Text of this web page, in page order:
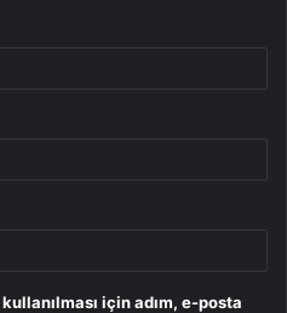
için adım, e-posta